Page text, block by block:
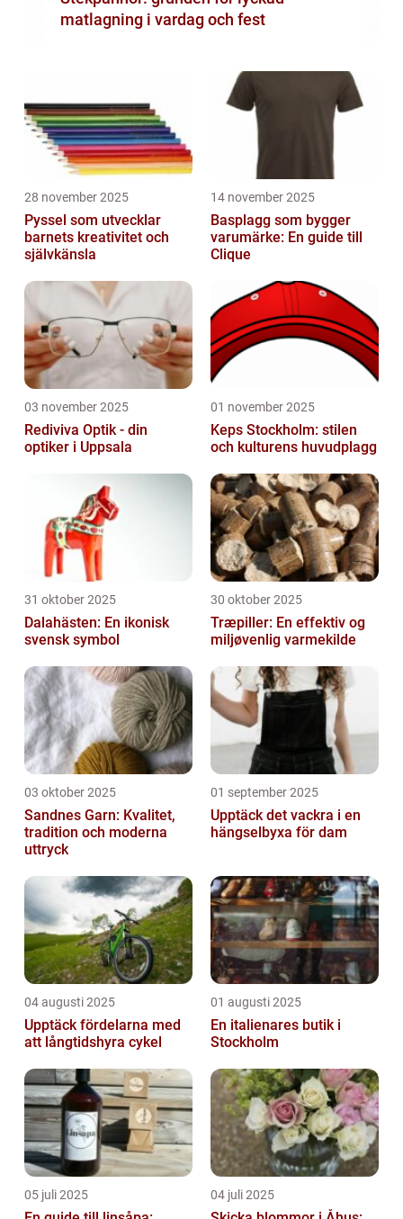
matlagning i vardag och fest
28 november 2025
Pyssel som utvecklar
barnets kreativitet och
självkänsla
14 november 2025
Basplagg som bygger
varumärke: En guide till
Clique
03 november 2025
Rediviva Optik - din
optiker i Uppsala
01 november 2025
Keps Stockholm: stilen
och kulturens huvudplagg
31 oktober 2025
Dalahästen: En ikonisk
svensk symbol
30 oktober 2025
Træpiller: En effektiv og
miljøvenlig varmekilde
03 oktober 2025
Sandnes Garn: Kvalitet,
tradition och moderna
uttryck
01 september 2025
Upptäck det vackra i en
hängselbyxa för dam
04 augusti 2025
Upptäck fördelarna med
att långtidshyra cykel
01 augusti 2025
En italienares butik i
Stockholm
05 juli 2025 04 juli 2025